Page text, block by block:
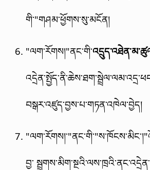
གི་"གཤམ་ཕྱོགས་སུ་མངོན།
"ལག་རོགས།"ནང་གི་
བསྒར་འཛུད་བྱས་པ་གཏན་འཁེལ་བྱེད།
བྱ་